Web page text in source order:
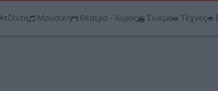
Μουσική Θέατρο - Χορός Σινεμά Τέχνες